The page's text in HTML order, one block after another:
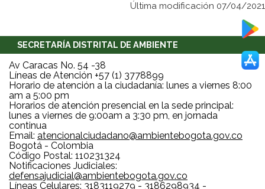
Última modificación 07/04/2021
SECRETARÍA DISTRITAL DE AMBIENTE
Av Caracas No. 54 -38
Líneas de Atención +57 (1) 3778899
Horario de atención a la ciudadanía: lunes a viernes 8:00
am a 5:00 pm
Horarios de atención presencial en la sede principal:
lunes a viernes de 9:00am a 3:30 pm, en jornada
continua
Email: atencionalciudadano@ambientebogota.gov.co
Bogotá - Colombia
Código Postal: 110231324
Notificaciones Judiciales:
defensajudicial@ambientebogota.gov.co
Líneas Celulares: 3183119279 - 3186298934 -